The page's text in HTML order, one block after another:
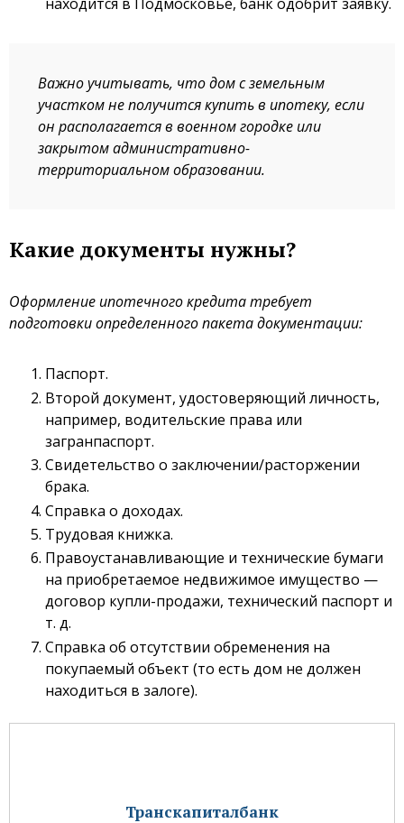
находится в Подмосковье, банк одобрит заявку.
Важно учитывать, что дом с земельным
участком не получится купить в ипотеку, если
он располагается в военном городке или
закрытом административно-
территориальном образовании.
Какие документы нужны?
Оформление ипотечного кредита требует
подготовки определенного пакета документации:
Паспорт.
Второй документ, удостоверяющий личность,
например, водительские права или
загранпаспорт.
Свидетельство о заключении/расторжении
брака.
Справка о доходах.
Трудовая книжка.
Правоустанавливающие и технические бумаги
на приобретаемое недвижимое имущество —
договор купли-продажи, технический паспорт и
т. д.
Справка об отсутствии обременения на
покупаемый объект (то есть дом не должен
находиться в залоге).
Транскапиталбанк